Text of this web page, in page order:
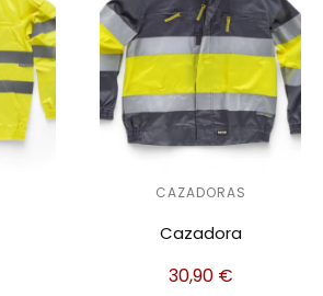
CAZADORAS
Cazadora
30,90 €